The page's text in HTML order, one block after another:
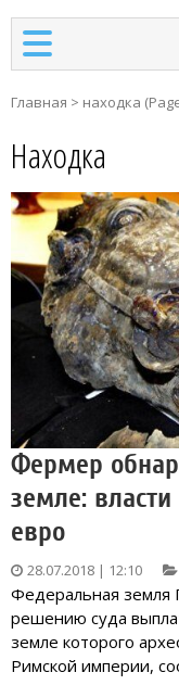
Главная > находка
Находка
Фермер
земле:
евро
28.07.2018 | 12:10
Федеральная земля
решению суда
земле которого
Римской империи,